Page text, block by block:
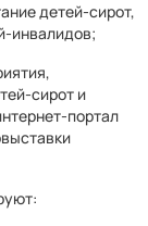
детей-сирот,
инвалидов;
сирот и
портал